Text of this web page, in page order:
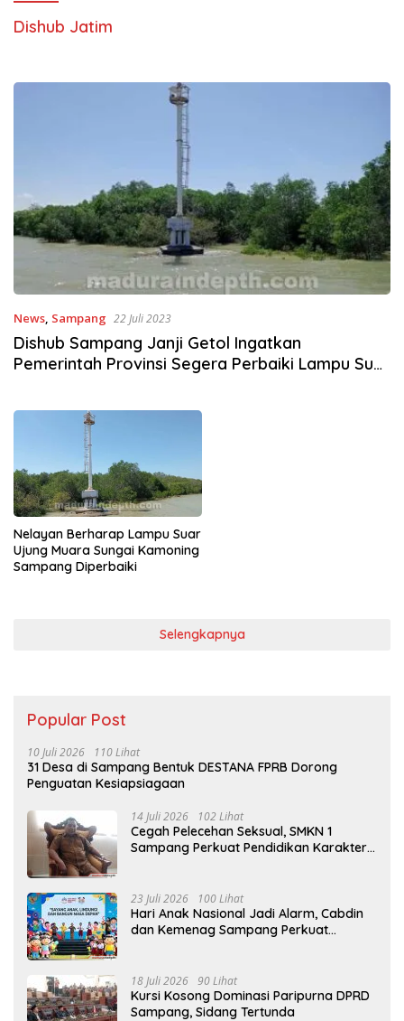
Dishub Jatim
News, Sampang 22 Juli 2023
Dishub Sampang Janji Getol Ingatkan
Pemerintah Provinsi Segera Perbaiki Lampu Suar
Nelayan Berharap Lampu Suar
Ujung Muara Sungai Kamoning
Sampang Diperbaiki
Selengkapnya
Popular Post
10 Juli 2026 110 Lihat
31 Desa di Sampang Bentuk DESTANA FPRB Dorong
Penguatan Kesiapsiagaan
14 Juli 2026 102 Lihat
Cegah Pelecehan Seksual, SMKN 1
Sampang Perkuat Pendidikan Karakter
23 Juli 2026 100 Lihat
Hari Anak Nasional Jadi Alarm, Cabdin
dan Kemenag Sampang Perkuat
18 Juli 2026 90 Lihat
Kursi Kosong Dominasi Paripurna DPRD
Sampang, Sidang Tertunda